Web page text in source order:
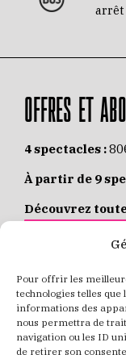
Pour offrir les
technologies telles
informations des
nous permettra de
navigation ou les ID
de retirer son
arrêt
OFFRES ET
4 spectacles :
À partir de 9
Découvrez
JE M’ABONNE
Places
Achetez vos